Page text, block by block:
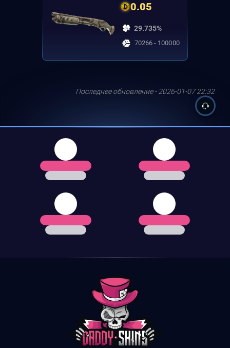
0.05
29.735%
70266 - 100000
Последнее обновление - 2026-01-07 22:32